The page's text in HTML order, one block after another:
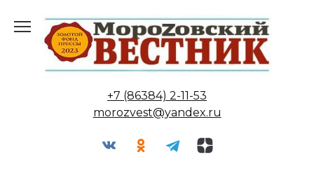
содержанию
+7 (86384) 2-11-53
morozvest@yandex.ru